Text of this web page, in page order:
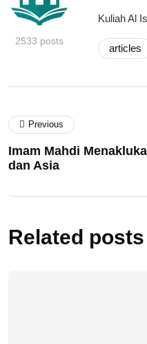
2533 posts
Kuliah Al
articles
Previous
Imam Mahdi
dan Asia
Related posts